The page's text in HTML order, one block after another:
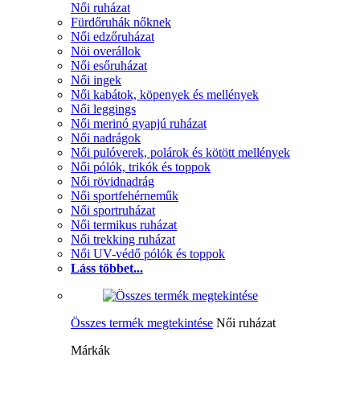
Női ruházat
Fürdőruhák nőknek
Női edzőruházat
Nöi overállok
Női esőruházat
Női ingek
Női kabátok, köpenyek és mellények
Női leggings
Női merinó gyapjú ruházat
Női nadrágok
Női pulóverek, polárok és kötött mellények
Női pólók, trikók és toppok
Női rövidnadrág
Női sportfehérneműk
Női sportruházat
Női termikus ruházat
Női trekking ruházat
Női UV-védő pólók és toppok
Láss többet...
Összes termék megtekintése Női ruházat
Márkák